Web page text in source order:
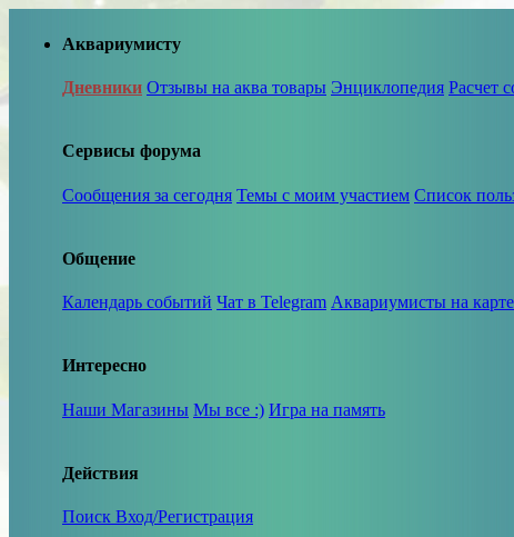
Аквариумисту
Дневники Отзывы на аква товары Энциклопедия Расчет
Сервисы форума
Сообщения за сегодня Темы с моим участием Список
Общение
Календарь событий Чат в Telegram Аквариумисты на карте
Интересно
Наши Магазины Мы все :) Игра на память
Действия
Поиск Вход/Регистрация